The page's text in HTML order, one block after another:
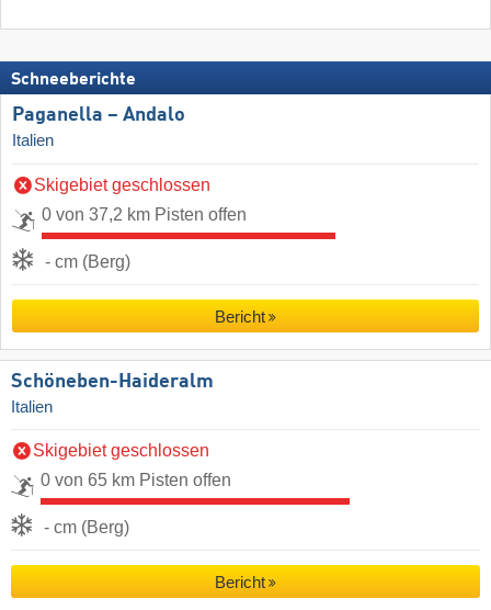
Schneeberichte
Paganella – Andalo
Italien
Skigebiet geschlossen
0 von 37,2 km Pisten offen
- cm (Berg)
Bericht
Schöneben-Haideralm
Italien
Skigebiet geschlossen
0 von 65 km Pisten offen
- cm (Berg)
Bericht